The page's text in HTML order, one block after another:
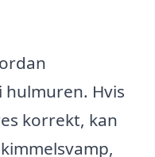
Hvis
korrekt, kan